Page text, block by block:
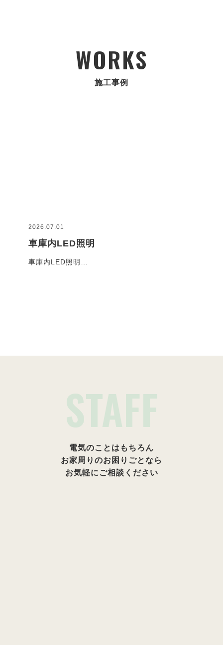
WORKS
施工事例
2026.07.01
車庫内LED照明
車庫内LED照明…
STAFF
電気のことはもちろん
お家周りのお困りごとなら
お気軽にご相談ください